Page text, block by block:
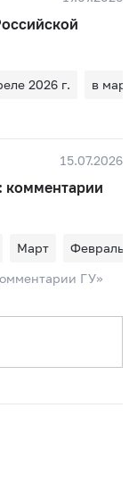
2026 г.
в
15.07.2026
комментарии
Март
Февраль
ГУ»